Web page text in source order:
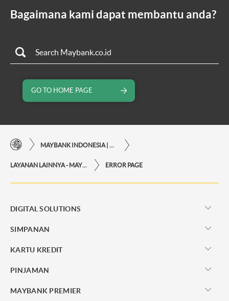
Bagaimana kami dapat membantu anda?
GO TO HOME PAGE
ERROR PAGE
DIGITAL SOLUTIONS
SIMPANAN
KARTU KREDIT
PINJAMAN
MAYBANK PREMIER